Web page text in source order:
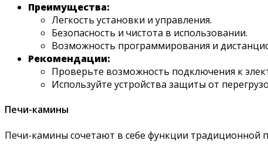
Преимущества:
Легкость установки и управления.
Безопасность и чистота в использовании.
Возможность программирования и
Рекомендации:
Проверьте возможность подключения к
Используйте устройства защиты от
Печи-камины
Печи-камины сочетают в себе функции традиционной